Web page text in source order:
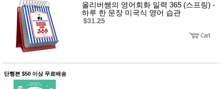
올리버쌤의 영어회화 일력 365 (스프링) -
하루 한 문장 미국식 영어 습관
$31.25
단행본 $50 이상 무료배송